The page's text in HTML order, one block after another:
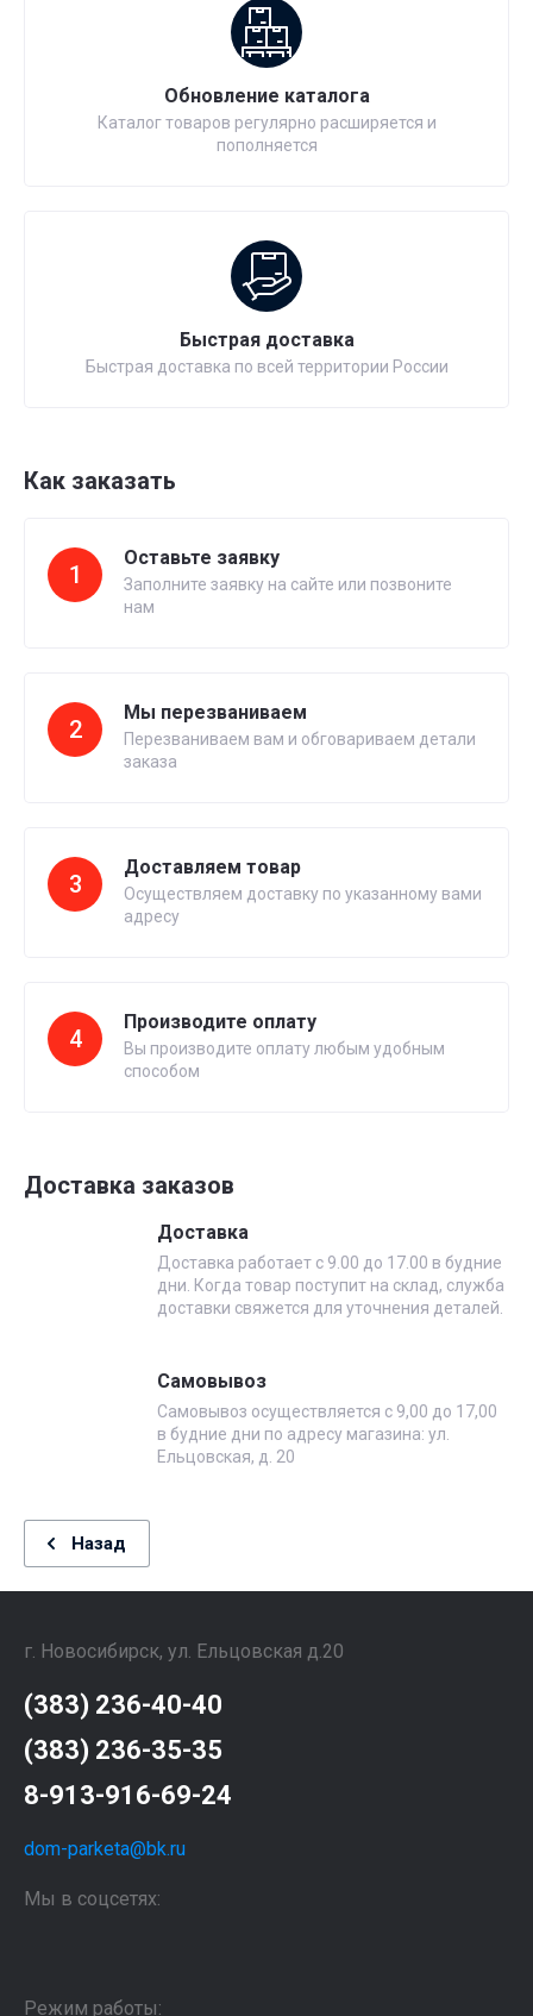
Обновление каталога
Каталог товаров регулярно расширяется и
пополняется
Быстрая доставка
Быстрая доставка по всей территории России
Как заказать
1
Оставьте заявку
Заполните заявку на сайте или позвоните
нам
2
Мы перезваниваем
Перезваниваем вам и обговариваем детали
заказа
3
Доставляем товар
Осуществляем доставку по указанному вами
адресу
4
Производите оплату
Вы производите оплату любым удобным
способом
Доставка заказов
Доставка
Доставка работает с 9.00 до 17.00 в будние
дни. Когда товар поступит на склад, служба
доставки свяжется для уточнения деталей.
Самовывоз
Самовывоз осуществляется с 9,00 до 17,00
в будние дни по адресу магазина: ул.
Ельцовская, д. 20
Назад
г. Новосибирск, ул. Ельцовская д.20
(383) 236-40-40
(383) 236-35-35
8-913-916-69-24
dom-parketa@bk.ru
Мы в соцсетях:
Режим работы: